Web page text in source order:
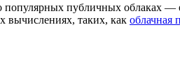
публичных облаках —
вычислениях, таких, как облачная